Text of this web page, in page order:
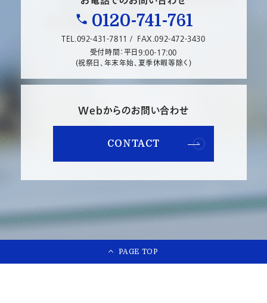
0120-741-761
TEL.092-431-7811 / FAX.092-472-3430
受付時間：平日9:00-17:00
(祝祭日、年末年始、夏季休暇等除く)
Webからのお問い合わせ
CONTACT
PAGE TOP